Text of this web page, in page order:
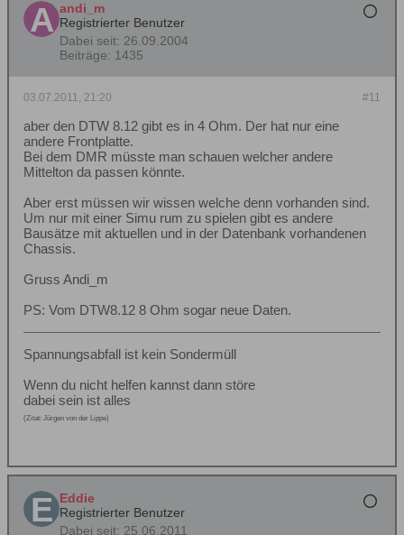
andi_m
Registrierter Benutzer
Dabei seit: 26.09.2004
Beiträge: 1435
#11
03.07.2011, 21:20
aber den DTW 8.12 gibt es in 4 Ohm. Der hat nur eine
andere Frontplatte.
Bei dem DMR müsste man schauen welcher andere
Mittelton da passen könnte.
Aber erst müssen wir wissen welche denn vorhanden sind.
Um nur mit einer Simu rum zu spielen gibt es andere
Bausätze mit aktuellen und in der Datenbank vorhandenen
Chassis.
Gruss Andi_m
PS: Vom DTW8.12 8 Ohm sogar neue Daten.
Spannungsabfall ist kein Sondermüll
Wenn du nicht helfen kannst dann störe
dabei sein ist alles
(Zitat: Jürgen von der Lippe)
Eddie
Registrierter Benutzer
Dabei seit: 25.06.2011